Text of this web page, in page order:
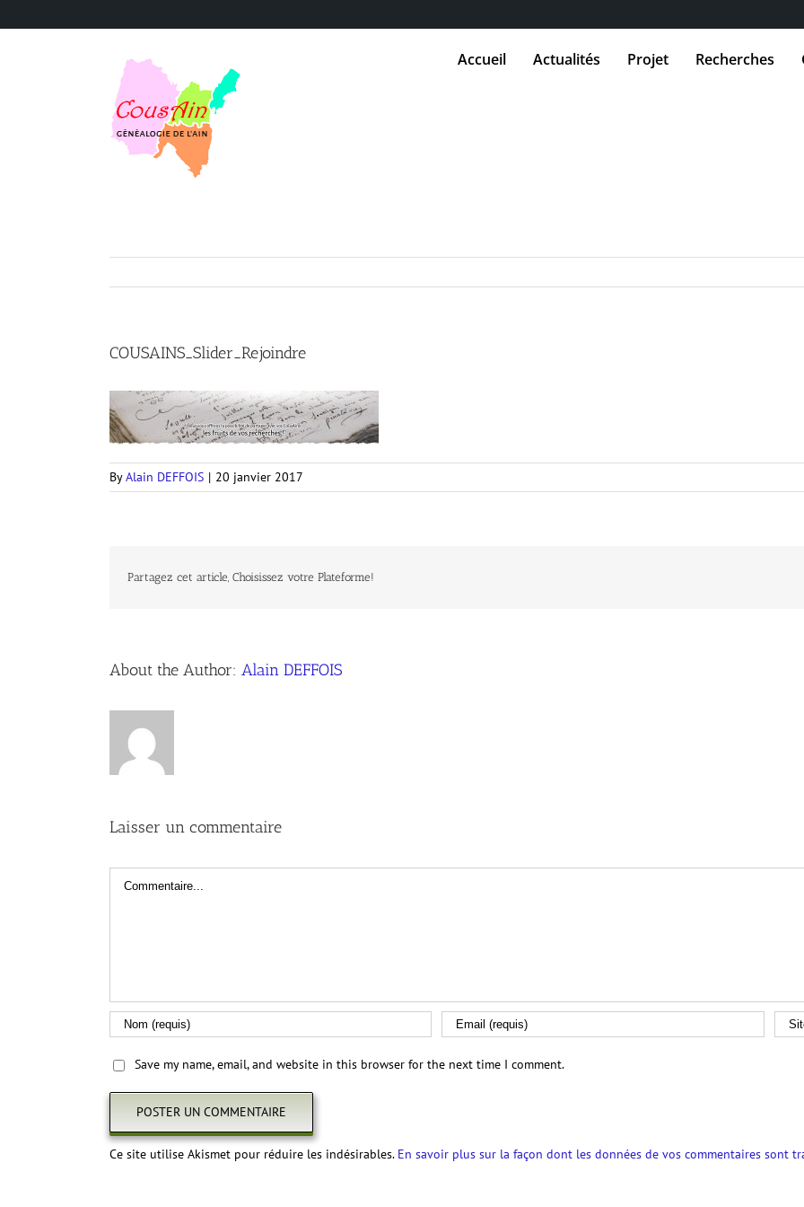
Accueil Actualités Projet Recherches
COUSAINS_Slider_Rejoindre
ByAlain DEFFOIS | 20 janvier 2017
Partagez cet article, Choisissez votre Plateforme!
About the Author: Alain DEFFOIS
Laisser un commentaire
Save my name, email, and website in this browser for the next time I comment.
Ce site utilise Akismet pour réduire les indésirables. En savoir plus sur la façon dont les données de vos commentaires sont